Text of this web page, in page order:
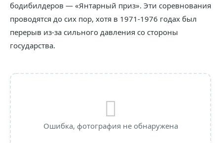
бодибилдеров — «Янтарный приз». Эти соревнования
проводятся до сих пор, хотя в 1971-1976 годах был
перерыв из-за сильного давления со стороны
государства.
Ошибка, фотография не обнаружена